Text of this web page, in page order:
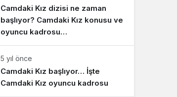
Camdaki Kız dizisi ne zaman
başlıyor? Camdaki Kız konusu ve
oyuncu kadrosu…
5 yıl önce
Camdaki Kız başlıyor… İşte
Camdaki Kız oyuncu kadrosu